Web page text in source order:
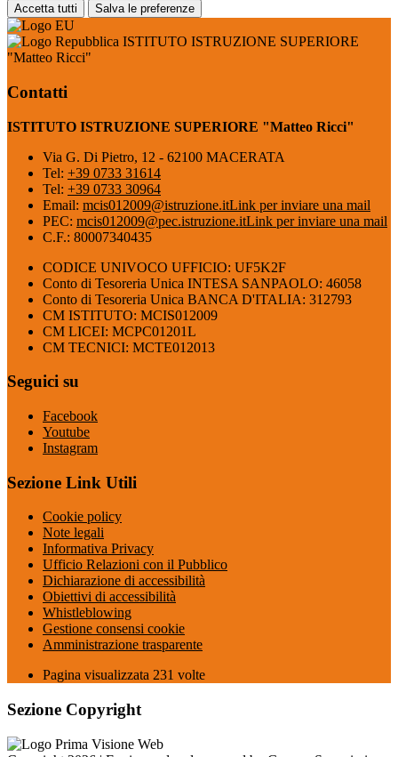
Accetta tutti Salva le preferenze
ISTITUTO ISTRUZIONE SUPERIORE
"Matteo Ricci"
Contatti
ISTITUTO ISTRUZIONE SUPERIORE "Matteo Ricci"
Via G. Di Pietro, 12 - 62100 MACERATA
Tel: +39 0733 31614
Tel: +39 0733 30964
Email: mcis012009@istruzione.itLink per inviare una mail
PEC: mcis012009@pec.istruzione.itLink per inviare una mail
C.F.: 80007340435
CODICE UNIVOCO UFFICIO: UF5K2F
Conto di Tesoreria Unica INTESA SANPAOLO: 46058
Conto di Tesoreria Unica BANCA D'ITALIA: 312793
CM ISTITUTO: MCIS012009
CM LICEI: MCPC01201L
CM TECNICI: MCTE012013
Seguici su
Facebook
Youtube
Instagram
Sezione Link Utili
Cookie policy
Note legali
Informativa Privacy
Ufficio Relazioni con il Pubblico
Dichiarazione di accessibilità
Obiettivi di accessibilità
Whistleblowing
Gestione consensi cookie
Amministrazione trasparente
Pagina visualizzata 231 volte
Sezione Copyright